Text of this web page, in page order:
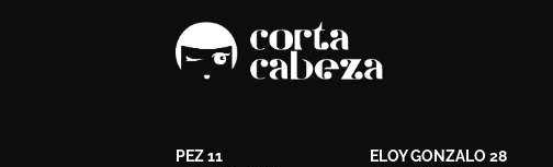
PEZ 11
ELOY GONZALO 28